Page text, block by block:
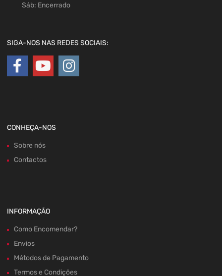
Sáb: Encerrado
SIGA-NOS NAS REDES SOCIAIS:
CONHEÇA-NOS
Sobre nós
Contactos
INFORMAÇÃO
Como Encomendar?
Envios
Métodos de Pagamento
Termos e Condições